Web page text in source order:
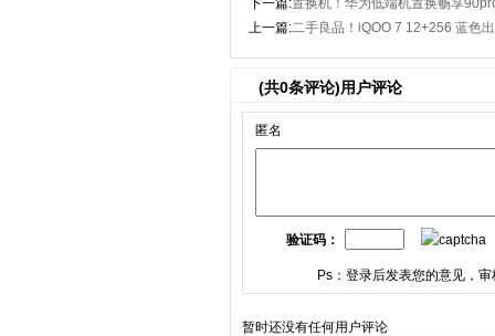
下一篇:置换机！华为低端机置换畅享
上一篇:二手良品！iQOO 7 12+256 蓝色
(共0条评论)用户评论
匿名
验证码：
Ps：登录后发表您的意见，
暂时还没有任何用户评论